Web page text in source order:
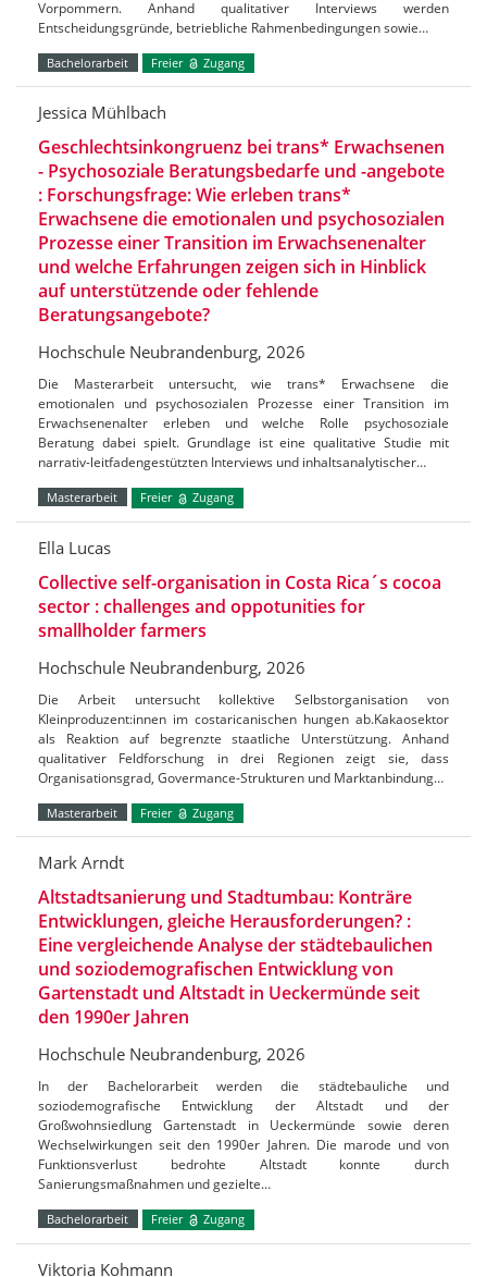
Vorpommern. Anhand qualitativer Interviews werden
Entscheidungsgründe, betriebliche Rahmenbedingungen sowie…
Bachelorarbeit Freier Zugang
Jessica Mühlbach
Geschlechtsinkongruenz bei trans* Erwachsenen
- Psychosoziale Beratungsbedarfe und -angebote
: Forschungsfrage: Wie erleben trans*
Erwachsene die emotionalen und psychosozialen
Prozesse einer Transition im Erwachsenenalter
und welche Erfahrungen zeigen sich in Hinblick
auf unterstützende oder fehlende
Beratungsangebote?
Hochschule Neubrandenburg, 2026
Die Masterarbeit untersucht, wie trans* Erwachsene die
emotionalen und psychosozialen Prozesse einer Transition im
Erwachsenenalter erleben und welche Rolle psychosoziale
Beratung dabei spielt. Grundlage ist eine qualitative Studie mit
narrativ-leitfadengestützten Interviews und inhaltsanalytischer…
Masterarbeit Freier Zugang
Ella Lucas
Collective self-organisation in Costa Rica´s cocoa
sector : challenges and oppotunities for
smallholder farmers
Hochschule Neubrandenburg, 2026
Die Arbeit untersucht kollektive Selbstorganisation von
Kleinproduzent:innen im costaricanischen hungen ab.Kakaosektor
als Reaktion auf begrenzte staatliche Unterstützung. Anhand
qualitativer Feldforschung in drei Regionen zeigt sie, dass
Organisationsgrad, Govermance-Strukturen und Marktanbindung…
Masterarbeit Freier Zugang
Mark Arndt
Altstadtsanierung und Stadtumbau: Konträre
Entwicklungen, gleiche Herausforderungen? :
Eine vergleichende Analyse der städtebaulichen
und soziodemografischen Entwicklung von
Gartenstadt und Altstadt in Ueckermünde seit
den 1990er Jahren
Hochschule Neubrandenburg, 2026
In der Bachelorarbeit werden die städtebauliche und
soziodemografische Entwicklung der Altstadt und der
Großwohnsiedlung Gartenstadt in Ueckermünde sowie deren
Wechselwirkungen seit den 1990er Jahren. Die marode und von
Funktionsverlust bedrohte Altstadt konnte durch
Sanierungsmaßnahmen und gezielte…
Bachelorarbeit Freier Zugang
Viktoria Kohmann